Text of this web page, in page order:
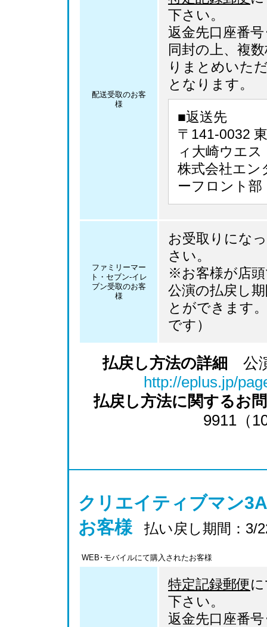
配送受取のお客
様
下さい。
返金先口座番
同封の上、複
りまとめいた
となります。
■返送先
〒141-0032
ィ大崎ウエ
株式会社エ
ーフロント部
ファミリーマー
ト・セブン-イレ
ブン受取のお客
様
お受取りにな
さい。
※お客様が店
公演の払戻し
とができます
です）
払戻し方法の詳細 公
http://eplus.jp/
払戻し方法に関するお
9911（
クリエイティブマン
お客様
払い戻し期間：3/
WEB･モバイルにて購入されたお客様
特定記録郵便
下さい。
返金先口座番